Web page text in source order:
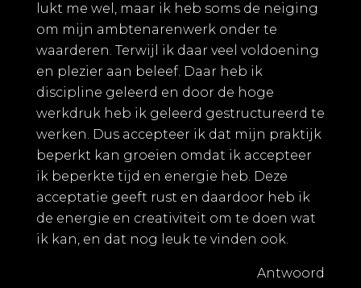
lukt me wel, maar ik heb soms de neiging
om mijn ambtenarenwerk onder te
waarderen. Terwijl ik daar veel voldoening
en plezier aan beleef. Daar heb ik
discipline geleerd en door de hoge
werkdruk heb ik geleerd gestructureerd te
werken. Dus accepteer ik dat mijn praktijk
beperkt kan groeien omdat ik accepteer
ik beperkte tijd en energie heb. Deze
acceptatie geeft rust en daardoor heb ik
de energie en creativiteit om te doen wat
ik kan, en dat nog leuk te vinden ook.
Antwoord